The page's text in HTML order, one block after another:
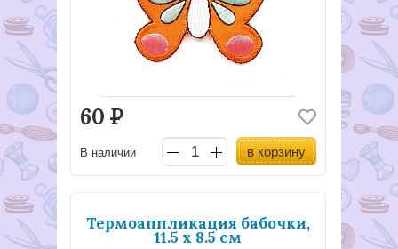
60 Р
В наличии в корзину
Термоаппликация бабочки,
11.5 х 8.5 см